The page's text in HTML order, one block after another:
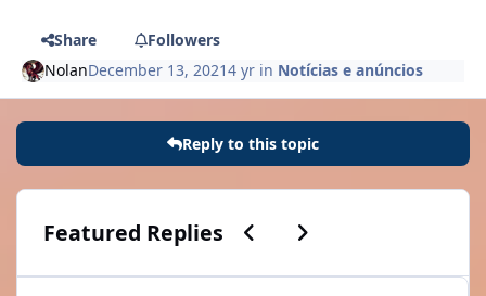
Share
Followers
NolanDecember 13, 20214 yr in Notícias e anúncios
Reply to this topic
Featured RepliesPrevious carousel slide
Next carousel slide